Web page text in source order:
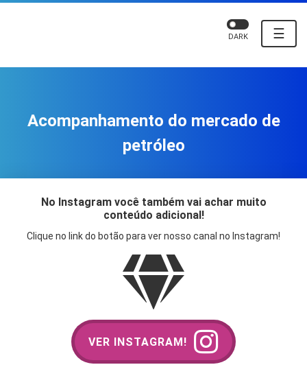
☰
DARK
Acompanhamento do mercado de
petróleo
No Instagram você também vai achar muito
conteúdo adicional!
Clique no link do botão para ver nosso canal no Instagram!
VER INSTAGRAM!